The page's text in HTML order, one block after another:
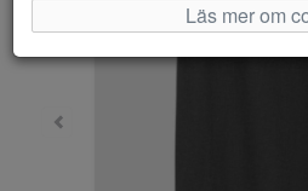
Läs mer om